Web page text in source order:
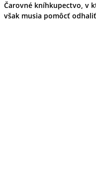
Čarovné kníhkupectvo, v
však musia pomôcť